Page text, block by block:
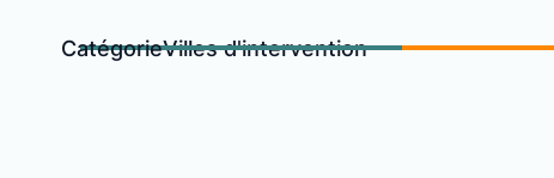
CatégorieVilles d'intervention